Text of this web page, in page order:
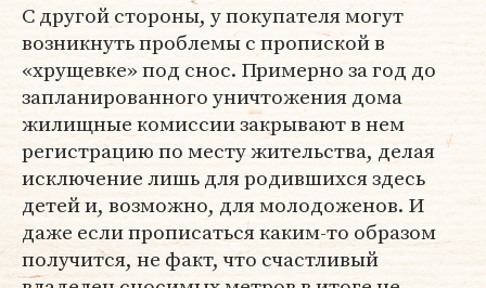
С другой стороны, у покупателя могут
возникнуть проблемы с пропиской в
«хрущевке» под снос. Примерно за год до
запланированного уничтожения дома
жилищные комиссии закрывают в нем
регистрацию по месту жительства, делая
исключение лишь для родившихся здесь
детей и, возможно, для молодоженов. И
даже если прописаться каким-то образом
получится, не факт, что счастливый